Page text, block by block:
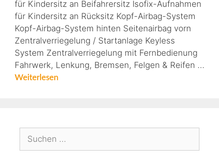
für Kindersitz an Beifahrersitz Isofix-Aufnahmen
für Kindersitz an Rücksitz Kopf-Airbag-System
Kopf-Airbag-System hinten Seitenairbag vorn
Zentralverriegelung / Startanlage Keyless
System Zentralverriegelung mit Fernbedienung
Fahrwerk, Lenkung, Bremsen, Felgen & Reifen …
Weiterlesen